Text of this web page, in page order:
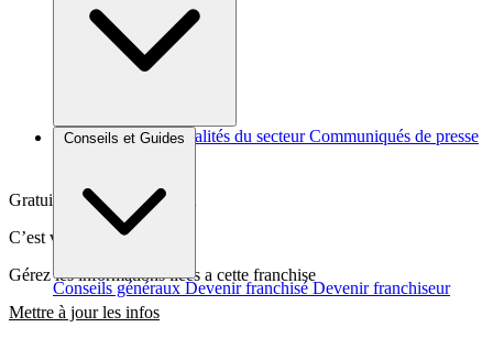
Brèves et actus Actualités du secteur Communiqués de presse
Conseils et Guides
Conseils généraux Devenir franchisé Devenir franchiseur
Gratuit et sans engagement
C’est votre franchise ?
Gérez les informations liées a cette franchise
Mettre à jour les infos